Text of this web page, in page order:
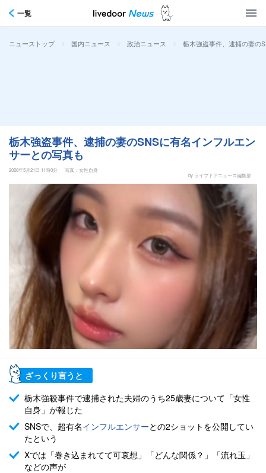
一覧
ニューストップ > 国内ニュース > 政治ニュース > 栃木強盗事件、逮捕の妻の
栃木強盗事件、逮捕の妻のSNSに有名インフルエン
サーとの写真も
2026年5月21日 11時0分
写真：女性自身
by ライブドアニュース編集部
ざっくり言うと
栃木強殺事件で逮捕された夫婦のうち25歳妻について「女性
自身」が報じた
SNSで、超有名インフルエンサーとの2ショットを公開してい
たという
Xでは「巻き込まれてて可哀想」「どんな関係？」「流れ玉」
などの声が